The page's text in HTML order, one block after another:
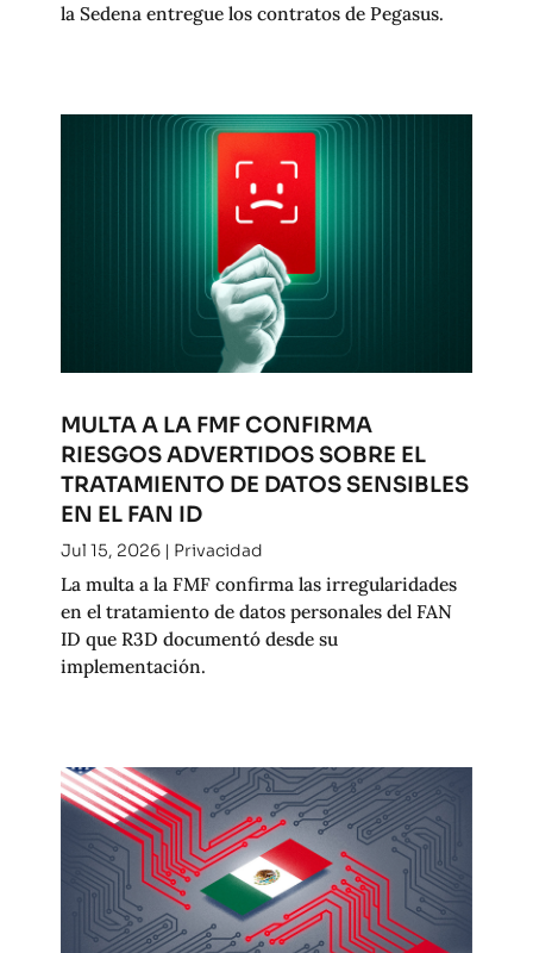
la Sedena entregue los contratos de Pegasus.
MULTA A LA FMF CONFIRMA
RIESGOS ADVERTIDOS SOBRE EL
TRATAMIENTO DE DATOS SENSIBLES
EN EL FAN ID
Jul 15, 2026| Privacidad
La multa a la FMF confirma las irregularidades
en el tratamiento de datos personales del FAN
ID que R3D documentó desde su
implementación.